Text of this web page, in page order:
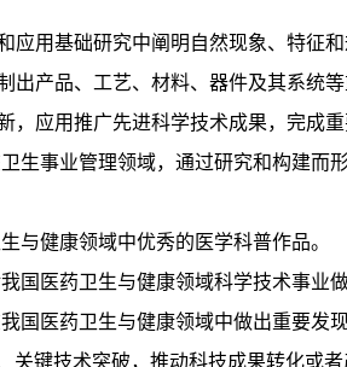
应用基础研究中阐明自然现象、特征和
出产品、工艺、材料、器件及其系统等
，应用推广先进科学技术成果，完成
生事业管理领域，通过研究和构建而
与健康领域中优秀的医学科普作品。
国医药卫生与健康领域科学技术事业
国医药卫生与健康领域中做出重要发
键技术突破，推动科技成果转化或者